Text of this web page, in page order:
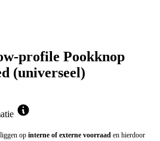
profile Pookknop
(universeel)
op interne of externe voorraad en hierdoor